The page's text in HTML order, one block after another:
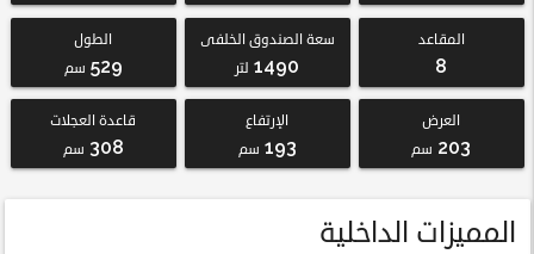
المقاعد
8
سعة الصندوق الخلفى
1490 لتر
الطول
529 سم
العرض
203 سم
الإرتفاع
193 سم
قاعدة العجلات
308 سم
المميزات الداخلية